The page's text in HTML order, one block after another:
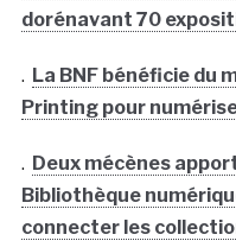
dorénavant 70
. La BNF bénéficie du
Printing pour
. Deux mécènes
Bibliothèque
connecter les